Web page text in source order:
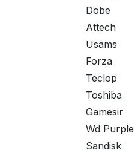
Dobe
Attech
Usams
Forza
Teclop
Toshiba
Gamesir
Wd Purple
Sandisk